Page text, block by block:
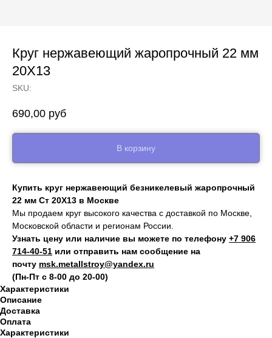
Круг нержавеющий жаропрочный 22 мм
20Х13
SKU:
690,00 руб
В корзину
Купить круг нержавеющий безникелевый жаропрочный
22 мм Ст 20Х13 в Москве
Мы продаем круг высокого качества с доставкой по Москве,
Московской области и регионам России.
Узнать цену или наличие вы можете по телефону +7 906
714‑40-51 или отправить нам сообщение на
почту msk.metallstroy@yandex.ru
(Пн-Пт с 8-00 до 20-00)
Характеристики
Описание
Доставка
Оплата
Характеристики